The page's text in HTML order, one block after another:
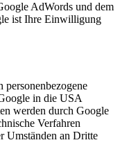
AdWords und dem
ist Ihre Einwilligung
personenbezogene
in die USA
werden durch Google
Verfahren
Umständen an Dritte